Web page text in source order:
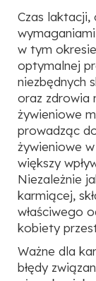
Czas laktacji,
w tym
optymalnej
niezbędnych
oraz zdrowia
żywieniowe
prowadząc
żywieniowe
większy
Niezależnie
karmiącej,
właściwego
kobiety
Ważne dla
błędy